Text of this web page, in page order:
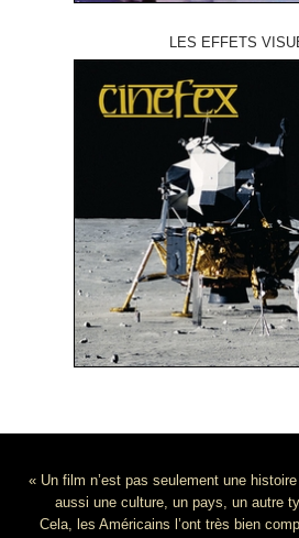
LES EFFETS
« Un film n’est pas seulement une
aussi une culture, un pays, un autre
Cela, les Américains l’ont très bien